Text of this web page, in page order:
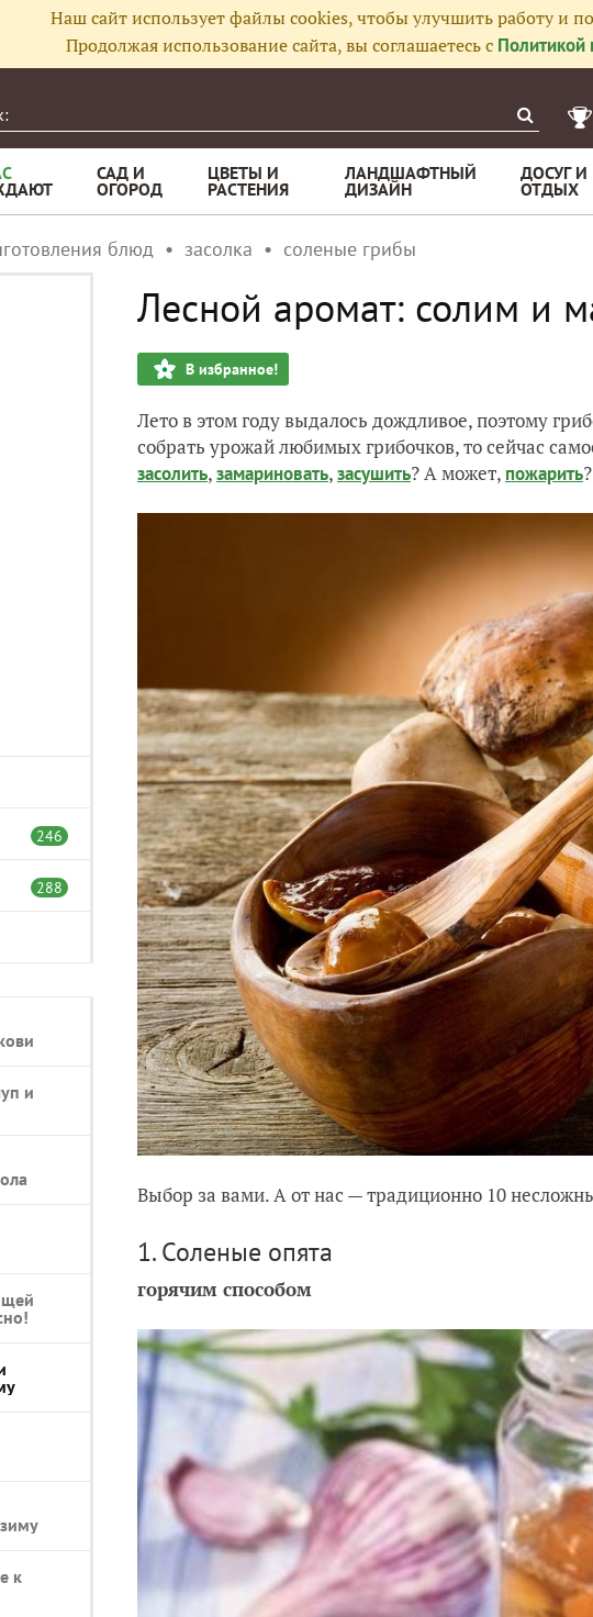
Наш сайт использует файлы cookies, чтобы улучшить работу и
Продолжая использование сайта, вы соглашаетесь с Политикой
САД И
ОГОРОД
ЦВЕТЫ И
РАСТЕНИЯ
ЛАНДШАФТНЫЙ
ДИЗАЙН
ДОСУГ И
ОТДЫХ
блюд засолка соленые грибы
246
288
и
к
Лесной аромат: солим и
В избранное!
Лето в этом году выдалось дождливое, поэтому
собрать урожай любимых грибочков, то сейчас
засолить,замариновать,засушить? А может, пожарить?
Выбор за вами. А от нас — традиционно 10
1. Соленые опята
горячим способом